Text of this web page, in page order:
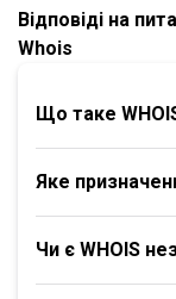
Відповіді на
Whois
Що таке
Яке
Чи є WHOIS